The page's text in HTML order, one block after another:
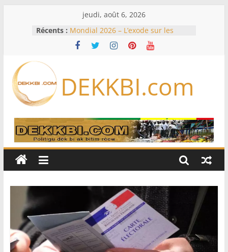
jeudi, août 6, 2026
Récents : Mondial 2026 – L’exode sur les
bancs africains : Sept
sélectionneurs sur 10 déjà partis
Banque mondiale d’un montant
global de 220,71 milliards de francs
L’Osidea appuie l’initiative de
l’Ofnac
Déclaration de patrimoine : Me
Moussa Sarr appelle ses hommes à
Équipe nationale : Souleymane
Lions en septembre
DEKKBI.com